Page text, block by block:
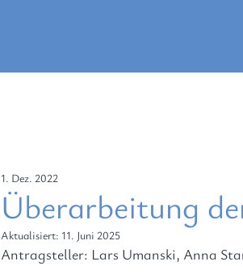
Überarbeitung
1. Dez. 2022
Aktualisiert: 11. Juni 2025
Antragsteller: Lars Umanski, Anna